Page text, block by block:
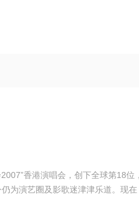
香港演唱会，创下全球第18
为演艺圈及影歌迷津津乐道。现